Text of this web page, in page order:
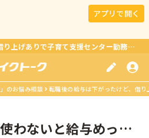
アプリで開く
転職後の給与は下がったけど、借り上げありで子育て支援センター勤務が叶う！？
のお悩み相談 転職後の給与は下がったけど、借
わないと給与めっち